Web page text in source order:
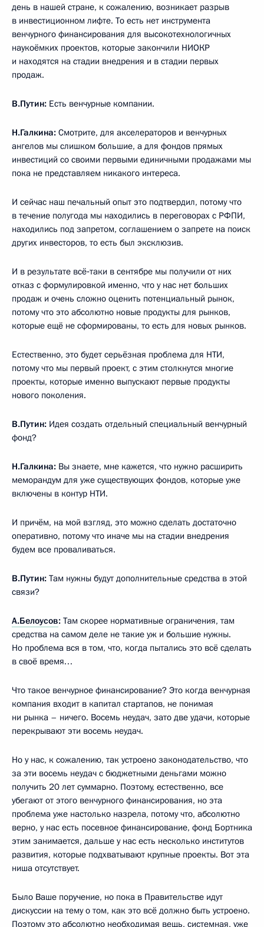
день в нашей стране, к сожалению, возникает разрыв
в инвестиционном лифте. То есть нет инструмента
венчурного финансирования для высокотехнологичных
наукоёмких проектов, которые закончили НИОКР
и находятся на стадии внедрения и в стадии первых
продаж.
В.Путин: Есть венчурные компании.
Н.Галкина: Смотрите, для акселераторов и венчурных
ангелов мы слишком большие, а для фондов прямых
инвестиций со своими первыми единичными продажами мы
пока не представляем никакого интереса.
И сейчас наш печальный опыт это подтвердил, потому что
в течение полугода мы находились в переговорах с РФПИ,
находились под запретом, соглашением о запрете на поиск
других инвесторов, то есть был эксклюзив.
И в результате всё‑таки в сентябре мы получили от них
отказ с формулировкой именно, что у нас нет больших
продаж и очень сложно оценить потенциальный рынок,
потому что это абсолютно новые продукты для рынков,
которые ещё не сформированы, то есть для новых рынков.
Естественно, это будет серьёзная проблема для НТИ,
потому что мы первый проект, с этим столкнутся многие
проекты, которые именно выпускают первые продукты
нового поколения.
В.Путин: Идея создать отдельный специальный венчурный
фонд?
Н.Галкина: Вы знаете, мне кажется, что нужно расширить
меморандум для уже существующих фондов, которые уже
включены в контур НТИ.
И причём, на мой взгляд, это можно сделать достаточно
оперативно, потому что иначе мы на стадии внедрения
будем все проваливаться.
В.Путин: Там нужны будут дополнительные средства в этой
связи?
А.Белоусов: Там скорее нормативные ограничения, там
средства на самом деле не такие уж и большие нужны.
Но проблема вся в том, что, когда пытались это всё сделать
в своё время…
Что такое венчурное финансирование? Это когда венчурная
компания входит в капитал стартапов, не понимая
ни рынка – ничего. Восемь неудач, зато две удачи, которые
перекрывают эти восемь неудач.
Но у нас, к сожалению, так устроено законодательство, что
за эти восемь неудач с бюджетными деньгами можно
получить 20 лет суммарно. Поэтому, естественно, все
убегают от этого венчурного финансирования, но эта
проблема уже настолько назрела, потому что, абсолютно
верно, у нас есть посевное финансирование, фонд Бортника
этим занимается, дальше у нас есть несколько институтов
развития, которые подхватывают крупные проекты. Вот эта
ниша отсутствует.
Было Ваше поручение, но пока в Правительстве идут
дискуссии на тему о том, как это всё должно быть устроено.
Поэтому это абсолютно необходимая вещь, системная, уже